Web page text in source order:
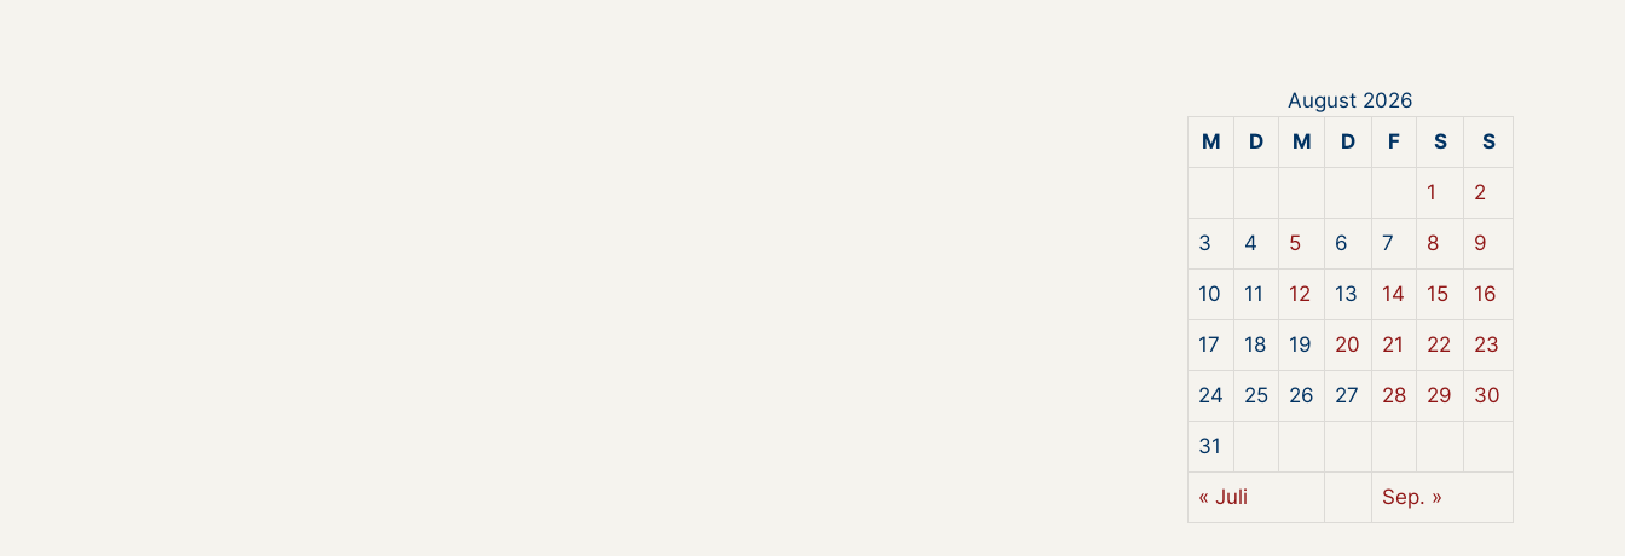
August 2026
M
D M D F S S
1 2
3 4 5 6 7 8 9
10 11 12 13 14 15 16
17 18 19 20 21 22 23
24 25 26 27 28 29 30
31
« Juli Sep. »